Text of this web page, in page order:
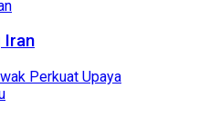
Iran